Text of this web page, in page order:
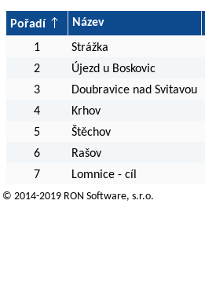
Pořadí Název
1
Strážka
2
Újezd u Boskovic
3
Doubravice nad Svitavou
4
Krhov
5
Štěchov
6
Rašov
7
Lomnice - cíl
© 2014-2019 RON Software, s.r.o.